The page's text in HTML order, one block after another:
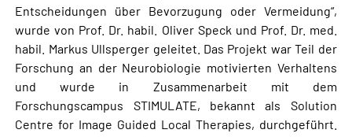
Entscheidungen über Bevorzugung oder Vermeidung“,
wurde von Prof. Dr. habil. Oliver Speck und Prof. Dr. med.
habil. Markus Ullsperger geleitet. Das Projekt war Teil der
Forschung an der Neurobiologie motivierten Verhaltens
und wurde in Zusammenarbeit mit dem
Forschungscampus STIMULATE, bekannt als Solution
Centre for Image Guided Local Therapies, durchgeführt.